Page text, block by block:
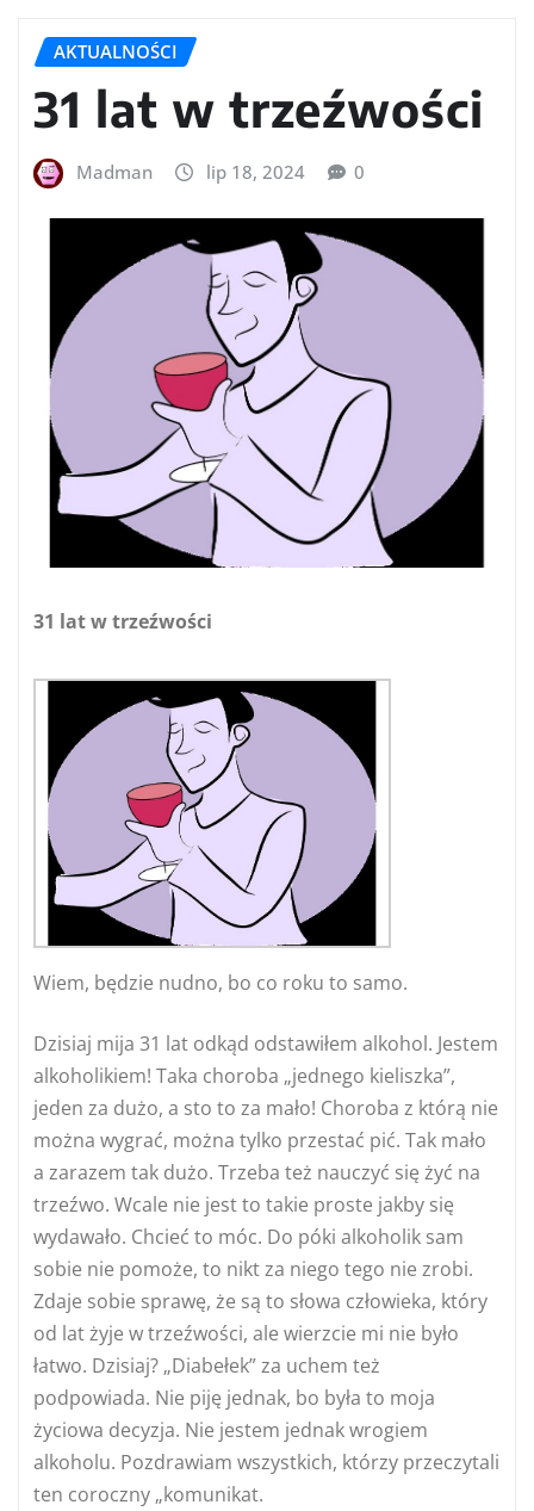
AKTUALNOŚCI
31 lat w trzeźwości
Madman lip 18, 2024 0
31 lat w trzeźwości
Wiem, będzie nudno, bo co roku to samo.
Dzisiaj mija 31 lat odkąd odstawiłem alkohol. Jestem
alkoholikiem! Taka choroba „jednego kieliszka”,
jeden za dużo, a sto to za mało! Choroba z którą nie
można wygrać, można tylko przestać pić. Tak mało
a zarazem tak dużo. Trzeba też nauczyć się żyć na
trzeźwo. Wcale nie jest to takie proste jakby się
wydawało. Chcieć to móc. Do póki alkoholik sam
sobie nie pomoże, to nikt za niego tego nie zrobi.
Zdaje sobie sprawę, że są to słowa człowieka, który
od lat żyje w trzeźwości, ale wierzcie mi nie było
łatwo. Dzisiaj? „Diabełek” za uchem też
podpowiada. Nie piję jednak, bo była to moja
życiowa decyzja. Nie jestem jednak wrogiem
alkoholu. Pozdrawiam wszystkich, którzy przeczytali
ten coroczny „komunikat.